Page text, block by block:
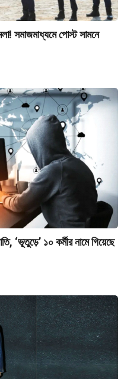
সমাজমাধ্যমে পোস্ট সামনে
‘ভূতুড়ে’ ১০ কর্মীর নামে গিয়েছে